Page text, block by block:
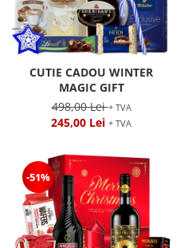
CUTIE CADOU WINTER
MAGIC GIFT
498,00 Lei+ TVA
245,00 Lei + TVA
-51%